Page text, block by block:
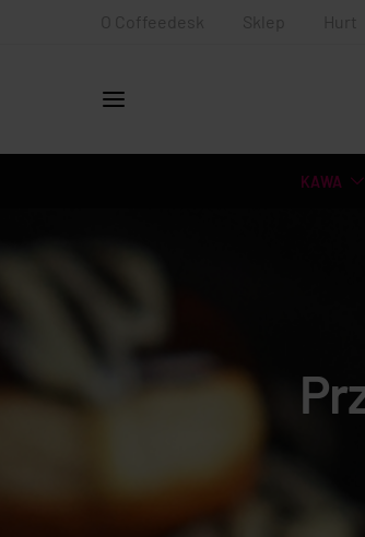
O Coffeedesk Sklep Hurt
KAWA